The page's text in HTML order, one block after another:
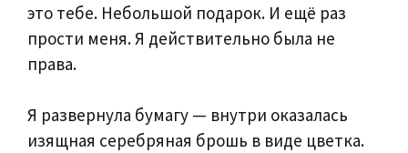
это тебе. Небольшой подарок. И ещё раз
прости меня. Я действительно была не
права.
Я развернула бумагу — внутри оказалась
изящная серебряная брошь в виде цветка.